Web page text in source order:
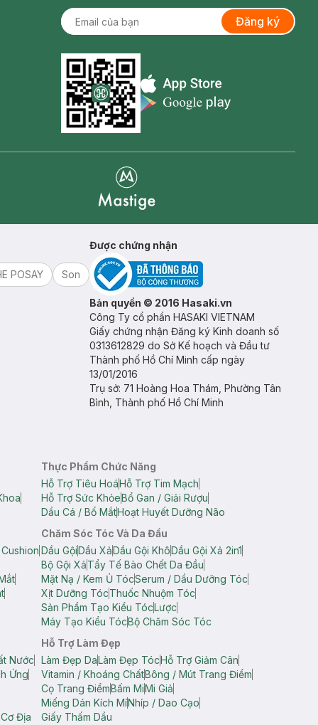
Đăng ký
Appstore icon
POSAY Son
Được chứng nhận
Bản quyền © 2016 Hasaki.vn
Công Ty cổ phần HASAKI VIETNAM
Giấy chứng nhận Đăng ký Kinh doanh số
0313612829 do Sở Kế hoạch và Đầu tư
Thành phố Hồ Chí Minh cấp ngày
13/01/2016
Trụ sở: 71 Hoàng Hoa Thám, Phường Tân
Bình, Thành phố Hồ Chí Minh
Thực Phẩm Chức Năng
Hỗ Trợ Tiêu HoáHỗ Trợ Tim Mạch
Hỗ Trợ Sức KhỏeBổ Gan / Giải Rượu
Dầu Cá / Bổ MắtHoạt Huyết Dưỡng Não
Chăm Sóc Tóc Và Da Đầu
Dầu GộiDầu XảDầu Gội KhôDầu Gội Xả 2in1
Bộ Gội XảTẩy Tế Bào Chết Da Đầu
Mặt Nạ / Kem Ủ TócSerum / Dầu Dưỡng Tóc
Xịt Dưỡng TócThuốc Nhuộm Tóc
Sản Phẩm Tạo Kiểu TócLược
Máy Tạo Kiểu TócBộ Chăm Sóc Tóc
Nước
Ứng
Địa
Hỗ Trợ Làm Đẹp
Làm Đẹp DaLàm Đẹp TócHỗ Trợ Giảm Cân
Vitamin / Khoáng ChấtBông / Mút Trang Điểm
Cọ Trang ĐiểmBấm MiMi Giả
Miếng Dán Kích MíNhíp / Dao Cạo
Giấy Thấm Dầu